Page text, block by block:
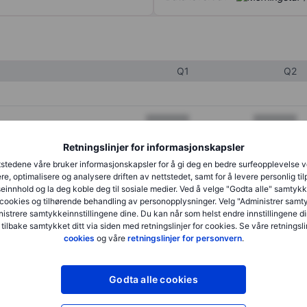
Retningslinjer for informasjonskapsler
våre bruker informasjonskapsler for å gi deg en bedre surfeopplevelse
optimalisere og analysere driften av nettstedet, samt for å levere personlig
og la deg koble deg til sosiale medier. Ved å velge "Godta alle"
og tilhørende behandling av personopplysninger. Velg "Administrer
samtykkeinnstillingene dine. Du kan når som helst endre innstillingene
samtykket ditt via siden med retningslinjer for cookies. Se våre
cookies og våre retningslinjer for personvern.
Godta alle cookies
Q1 Q2
XXXXXXX XXXXXXX
XXXXXXX
XXXXXXX XXXXXXX
XXXXXXX XXXXXXX
XXXXXXX